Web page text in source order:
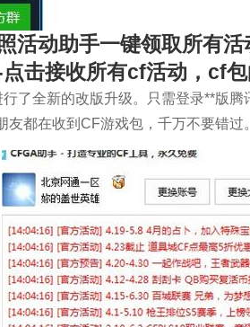
活动助手一键领取所有
击接收所有cf活动，cf
了全新的改版升级。只需登录**版
都在收到CF游戏包，千万不要错过。